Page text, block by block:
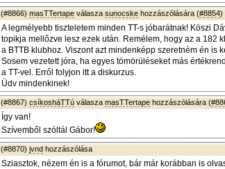
(#8866) masTTertape válasza sunocske hozzászólására (#8854)
A legmélyebb tiszteletem minden TT-s jóbarátnak! Köszi
topikja mellőzve lesz ezek után. Remélem, hogy az a 182
a BTTB klubhoz. Viszont azt mindenképp szeretném én is
Sosem vezetett jóra, ha egyes tömörüléseket más
a TT-vel. Erről folyjon itt a diskurzus.
Üdv mindenkinek!
(#8867) csíkosháTTú válasza masTTertape hozzászólására (
Így van!
Szívemből szóltál Gábor!
(#8870) jvnd hozzászólása
Sziasztok, nézem én is a fórumot, bár már korábban is